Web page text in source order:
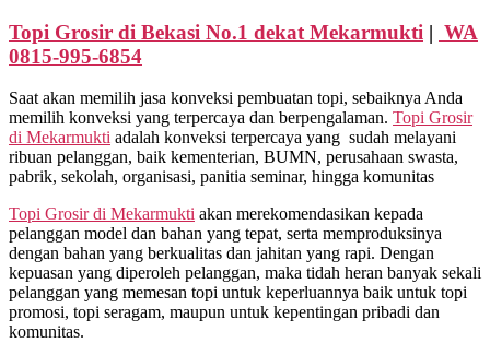
Topi Grosir di Bekasi No.1 dekat Mekarmukti | WA
0815-995-6854
Saat akan memilih jasa konveksi pembuatan topi, sebaiknya Anda
memilih konveksi yang terpercaya dan berpengalaman. Topi Grosir
di Mekarmukti adalah konveksi terpercaya yang sudah melayani
ribuan pelanggan, baik kementerian, BUMN, perusahaan swasta,
pabrik, sekolah, organisasi, panitia seminar, hingga komunitas
Topi Grosir di Mekarmukti akan merekomendasikan kepada
pelanggan model dan bahan yang tepat, serta memproduksinya
dengan bahan yang berkualitas dan jahitan yang rapi. Dengan
kepuasan yang diperoleh pelanggan, maka tidah heran banyak sekali
pelanggan yang memesan topi untuk keperluannya baik untuk topi
promosi, topi seragam, maupun untuk kepentingan pribadi dan
komunitas.